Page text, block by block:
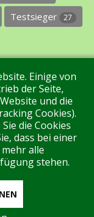
Testsieger 27
Kontakt
Einige von
der Seite,
und die
Cookies).
die Cookies
dass bei einer
alle
stehen.